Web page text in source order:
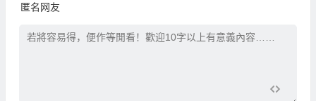
匿名网友